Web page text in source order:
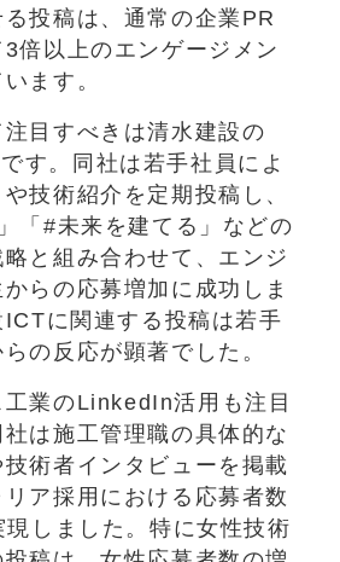
投稿は、通常の企業PR
倍以上のエンゲージメン
ます。
目すべきは清水建設の
す。同社は若手社員によ
技術紹介を定期投稿し、
「#未来を建てる」などの
と組み合わせて、エンジ
らの応募増加に成功しま
ICTに関連する投稿は若手
の反応が顕著でした。
工業のLinkedIn活用も注目
は施工管理職の具体的な
術者インタビューを掲載
リア採用における応募者数
しました。特に女性技術